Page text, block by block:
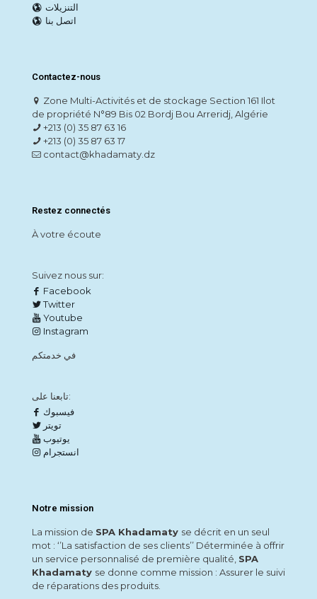
التنزيلات
اتصل بنا
Contactez-nous
Zone Multi-Activités et de stockage Section 161 Ilot
de propriété N°89 Bis 02 Bordj Bou Arreridj, Algérie
+213 (0) 35 87 63 16
+213 (0) 35 87 63 17
contact@khadamaty.dz
Restez connectés
À votre écoute
Suivez nous sur:
Facebook
Twitter
Youtube
Instagram
في خدمتكم
تابعنا على:
فيسبوك
تويتر
يوتيوب
انستجرام
Notre mission
La mission de SPA Khadamaty se décrit en un seul
mot : ‘’La satisfaction de ses clients’’ Déterminée à offrir
un service personnalisé de première qualité, SPA
Khadamaty se donne comme mission : Assurer le suivi
de réparations des produits.